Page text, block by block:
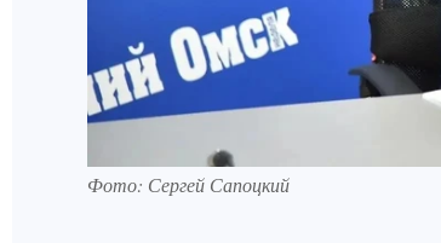
Фото: Сергей Сапоцкий